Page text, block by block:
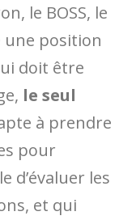
le BOSS, le
une position
doit être
le seul
à prendre
pour
d’évaluer les
et qui